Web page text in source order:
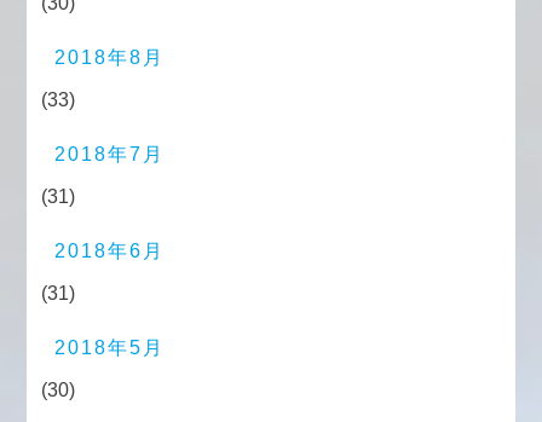
2018年8月
(33)
2018年7月
(31)
2018年6月
(31)
2018年5月
(30)